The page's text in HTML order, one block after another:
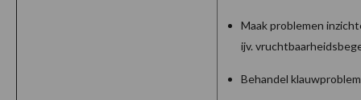
Maak problemen
ijv.
Behandel